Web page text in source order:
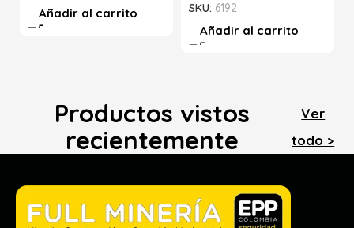
Añadir al carrito SKU: 6192
Añadir al carrito
Productos vistos
recientemente
Ver
todo >